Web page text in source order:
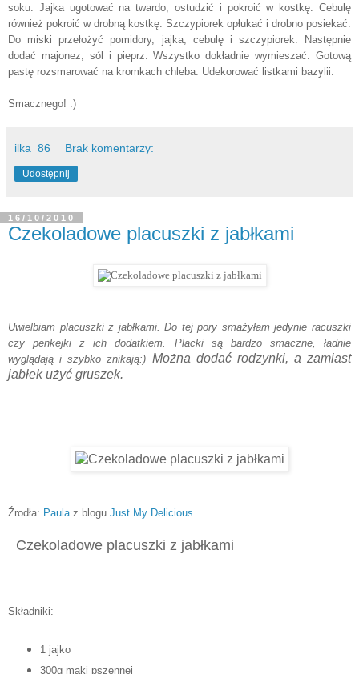
soku. Jajka ugotować na twardo, ostudzić i pokroić w kostkę. Cebulę
również pokroić w drobną kostkę. Szczypiorek opłukać i drobno posiekać.
Do miski przełożyć pomidory, jajka, cebulę i szczypiorek. Następnie
dodać majonez, sól i pieprz. Wszystko dokładnie wymieszać. Gotową
pastę rozsmarować na kromkach chleba. Udekorować listkami bazylii.
Smacznego! :)
ilka_86 Brak komentarzy:
Udostępnij
16/10/2010
Czekoladowe placuszki z jabłkami
Uwielbiam placuszki z jabłkami. Do tej pory smażyłam jedynie racuszki
czy penkejki z ich dodatkiem. Placki są bardzo smaczne, ładnie
wyglądają i szybko znikają:) Można dodać rodzynki, a zamiast
jabłek użyć gruszek.
Źrodła: Paula z blogu Just My Delicious
Czekoladowe placuszki z jabłkami
Składniki:
1 jajko
300g mąki pszennej